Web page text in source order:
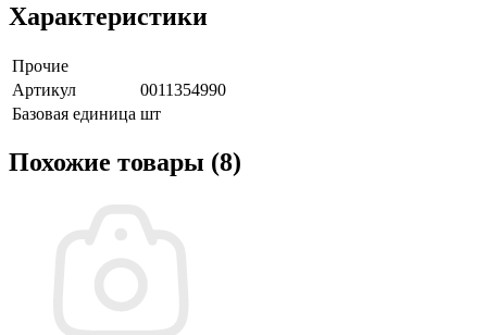
Характеристики
Прочие
Артикул
0011354990
Базовая единица шт
Похожие товары (8)